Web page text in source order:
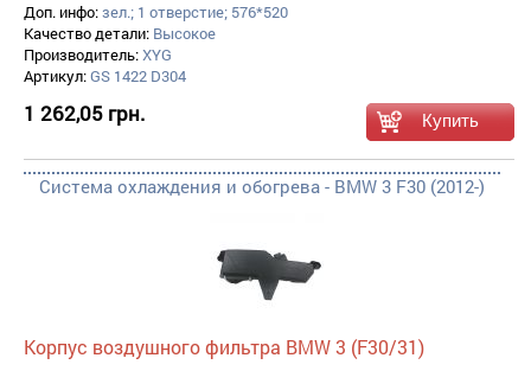
Доп. инфо:зел.; 1 отверстие; 576*520
Качество детали: Высокое
Производитель:XYG
Артикул:GS 1422 D304
1 262,05 грн.
Система охлаждения и обогрева - BMW 3 F30 (2012-)
Корпус воздушного фильтра BMW 3 (F30/31)